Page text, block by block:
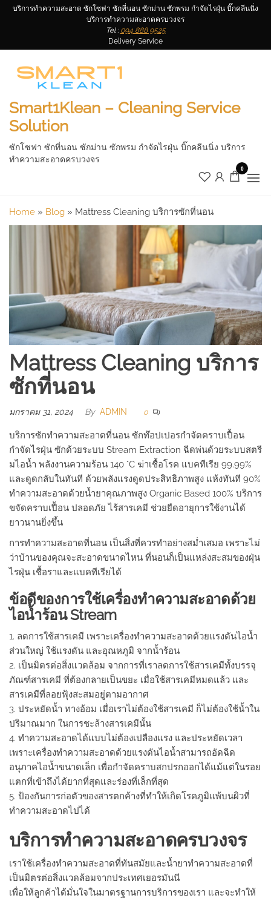
Skip
content
บริการทำความสะอาด ซักโซฟา ซักที่นอน ซักม่าน ซักพรม กำจัดไรฝุ่น บิ๊กคลีนนิ่ง
บริการทำความสะอาดครบวงจร
Tel : 094 888 9525
Delivery Service
Smart1Klean – Cleaning Service
Solution
ซักโซฟา ซักที่นอน ซักม่าน ซักพรม กำจัดไรฝุ่น บิ๊กคลีนนิ่ง บริการ
ทำความสะอาดครบวงจร
0
Home » Blog » Mattress Cleaning บริการซักที่นอน
Mattress Cleaning บริการ
ซักที่นอน
มกราคม 31, 2024 By ADMIN 0
บริการซักทำความสะอาดที่นอน ซักท๊อปเปอรกำจัดคราบเปื้อน
กำจัดไรฝุ่น ซักด้วยระบบ Stream Extraction ฉีดพ่นด้วยระบบสตรี
มไอน้ำ พลังงานความร้อน 140 °C ฆ่าเชื้อโรค แบคทีเรีย 99.99%
และดูดกลับในทันที ด้วยพลังแรงดูดประสิทธิภาพสูง แห้งทันที 90%
ทำความสะอาดด้วยน้ำยาคุณภาพสูง Organic Based 100% บริการ
ขจัดคราบเปื้อน ปลอดภัย ไร้สารเคมี ช่วยยืดอายุการใช้งานได้
ยาวนานยิ่งขึ้น
การทำความสะอาดที่นอน เป็นสิ่งที่ควรทำอย่างสม่ำเสมอ เพราะไม่
ว่าบ้านของคุณจะสะอาดขนาดไหน ที่นอนก็เป็นแหล่งสะสมของฝุ่น
ไรฝุ่น เชื้อราและแบคทีเรียได้
ข้อดีของการใช้เครื่องทำความสะอาดด้วย
ไอน้ำร้อน Stream
1. ลดการใช้สารเคมี เพราะเครื่องทำความสะอาดด้วยแรงดันไอน้ำ
ส่วนใหญ่ ใช้แรงดัน และอุณหภูมิ จากน้ำร้อน
2. เป็นมิตรต่อสิ่งแวดล้อม จากการที่เราลดการใช้สารเคมีทั้งบรรจุ
ภัณฑ์สารเคมี ที่ต้องกลายเป็นขยะ เมื่อใช้สารเคมีหมดแล้ว และ
สารเคมีที่ลอยฟุ้งสะสมอยู่ตามอากาศ
3. ประหยัดน้ำ ทางอ้อม เมื่อเราไม่ต้องใช้สารเคมี ก็ไม่ต้องใช้น้ำใน
ปริมาณมาก ในการชะล้างสารเคมีนั้น
4. ทำความสะอาดได้แบบไม่ต้องเปลืองแรง และประหยัดเวลา
เพราะเครื่องทำความสะอาดด้วยแรงดันไอน้ำสามารถอัดฉีด
อนุภาคไอน้ำขนาดเล็ก เพื่อกำจัดคราบสกปรกออกได้แม้แต่ในรอย
แตกที่เข้าถึงได้ยากที่สุดและร่องที่เล็กที่สุด
5. ป้องกันการก่อตัวของสารตกค้างที่ทำให้เกิดโรคภูมิแพ้บนผิวที่
ทำความสะอาดไปได้
บริการทำความสะอาดครบวงจร
เราใช้เครื่องทำความสะอาดที่ทันสมัยและน้ำยาทำความสะอาดที่
เป็นมิตรต่อสิ่งแวดล้อมจากประเทศเยอรมันนี
เพื่อให้ลูกค้าได้มั่นใจในมาตรฐานการบริการของเรา และจะทำให้